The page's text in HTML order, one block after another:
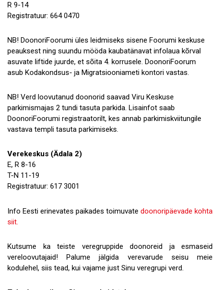
R 9-14
Registratuur: 664 0470
NB! DoonoriFoorumi üles leidmiseks sisene Foorumi keskuse
peauksest ning suundu mööda kaubatänavat infolaua kõrval
asuvate liftide juurde, et sõita 4. korrusele. DoonoriFoorum
asub Kodakondsus- ja Migratsiooniameti kontori vastas.
NB! Verd loovutanud doonorid saavad Viru Keskuse
parkimismajas 2 tundi tasuta parkida. Lisainfot saab
DoonoriFoorumi registraatorilt, kes annab parkimiskviitungile
vastava templi tasuta parkimiseks.
Verekeskus (Ädala 2)
E, R 8-16
T-N 11-19
Registratuur: 617 3001
Info Eesti erinevates paikades toimuvate doonoripäevade kohta
siit.
Kutsume ka teiste veregruppide doonoreid ja esmaseid
vereloovutajaid! Palume jälgida verevarude seisu meie
kodulehel, siis tead, kui vajame just Sinu veregrupi verd.